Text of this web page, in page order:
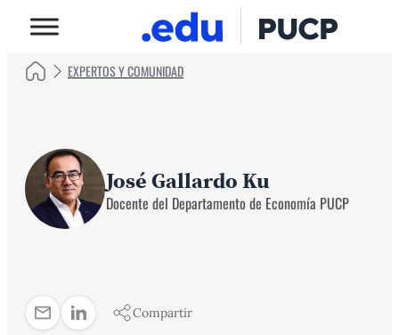
EXPERTOS Y COMUNIDAD
José Gallardo Ku
Docente del Departamento de Economía PUCP
Compartir